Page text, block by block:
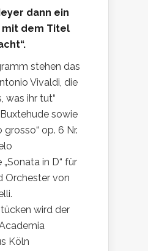
dann ein
mit dem Titel
stehen das
Vivaldi, die
was ihr tut“
sowie
grosso“ op. 6 Nr.
in D“ für
Orchester von
wird der
Köln